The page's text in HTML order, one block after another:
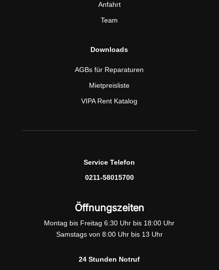
Anfahrt
Team
Downloads
AGBs für Reparaturen
Mietpreisliste
VIPA Rent Katalog
Service Telefon
0211-58015700
Öffnungszeiten
Montag bis Freitag 6:30 Uhr bis 18:00 Uhr
Samstags von 8:00 Uhr bis 13 Uhr
24 Stunden Notruf